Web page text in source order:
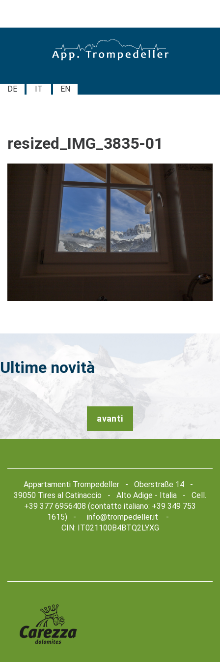
DE IT EN
resized_IMG_3835-01
Ultime novità
avanti
Appartamenti Trompedeller - Oberstraße 14 -
39050 Tires al Catinaccio - Alto Adige - Italia - Cell.
+39 377 6956408 (contatto italiano: +39 349 753
1615) -
info@trompedeller.it -
CIN: IT021100B4BTQ2LYXG